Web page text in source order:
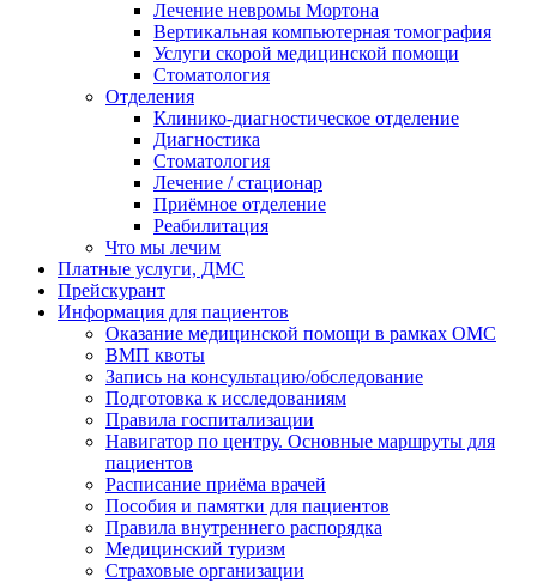
Лечение невромы Мортона
Вертикальная компьютерная томография
Услуги скорой медицинской помощи
Стоматология
Отделения
Клинико-диагностическое отделение
Диагностика
Стоматология
Лечение / стационар
Приёмное отделение
Реабилитация
Что мы лечим
Платные услуги, ДМС
Прейскурант
Информация для пациентов
Оказание медицинской помощи в рамках ОМС
ВМП квоты
Запись на консультацию/обследование
Подготовка к исследованиям
Правила госпитализации
Навигатор по центру. Основные маршруты для
пациентов
Расписание приёма врачей
Пособия и памятки для пациентов
Правила внутреннего распорядка
Медицинский туризм
Страховые организации